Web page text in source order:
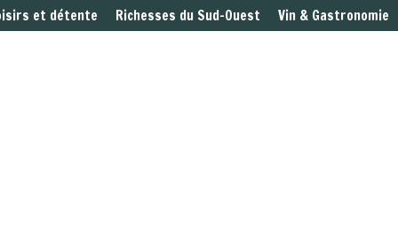
et détente Richesses du Sud-Ouest Vin & Gastronomie